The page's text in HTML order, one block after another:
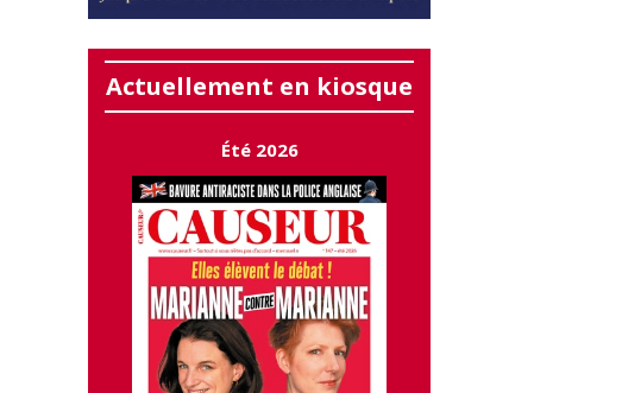
Actuellement en kiosque
Été 2026